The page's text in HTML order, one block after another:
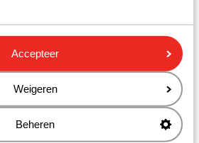
Accepteer
Weigeren
Beheren
Palace
Resort
Fort Beach